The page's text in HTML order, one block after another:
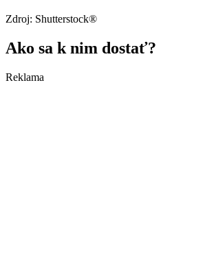
Zdroj: Shutterstock®
Ako sa k nim dostať?
Reklama